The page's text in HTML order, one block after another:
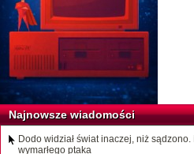
Najnowsze wiadomości
Dodo widział świat inaczej, niż
wymarłego ptaka